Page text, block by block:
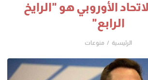
الأوروبي هو "الرايخ
الرابع"
الرئيسية منوعات